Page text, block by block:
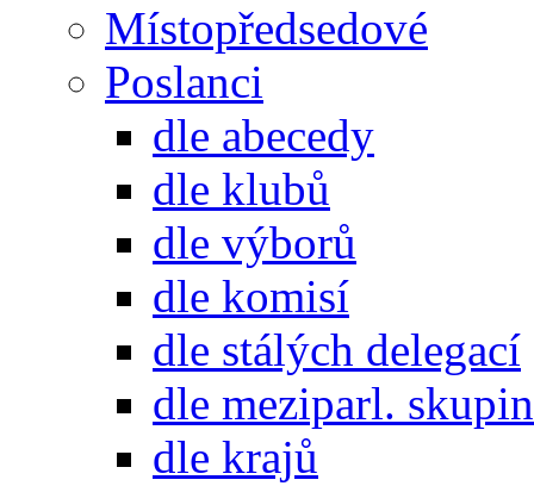
Místopředsedové
Poslanci
dle abecedy
dle klubů
dle výborů
dle komisí
dle stálých delegací
dle meziparl. skupin
dle krajů